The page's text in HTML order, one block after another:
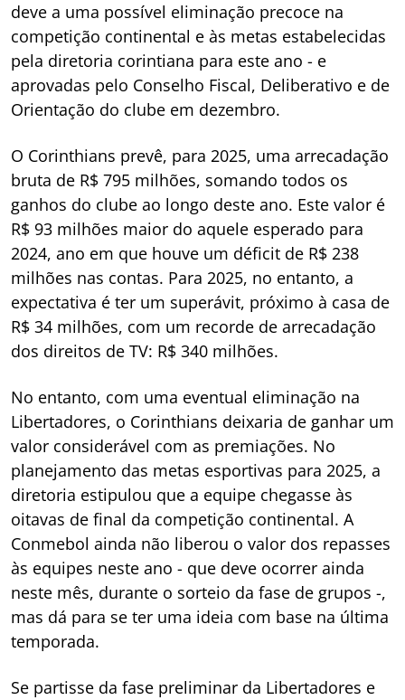
deve a uma possível eliminação precoce na
competição continental e às metas estabelecidas
pela diretoria corintiana para este ano - e
aprovadas pelo Conselho Fiscal, Deliberativo e de
Orientação do clube em dezembro.
O Corinthians prevê, para 2025, uma arrecadação
bruta de R$ 795 milhões, somando todos os
ganhos do clube ao longo deste ano. Este valor é
R$ 93 milhões maior do aquele esperado para
2024, ano em que houve um déficit de R$ 238
milhões nas contas. Para 2025, no entanto, a
expectativa é ter um superávit, próximo à casa de
R$ 34 milhões, com um recorde de arrecadação
dos direitos de TV: R$ 340 milhões.
No entanto, com uma eventual eliminação na
Libertadores, o Corinthians deixaria de ganhar um
valor considerável com as premiações. No
planejamento das metas esportivas para 2025, a
diretoria estipulou que a equipe chegasse às
oitavas de final da competição continental. A
Conmebol ainda não liberou o valor dos repasses
às equipes neste ano - que deve ocorrer ainda
neste mês, durante o sorteio da fase de grupos -,
mas dá para se ter uma ideia com base na última
temporada.
Se partisse da fase preliminar da Libertadores e